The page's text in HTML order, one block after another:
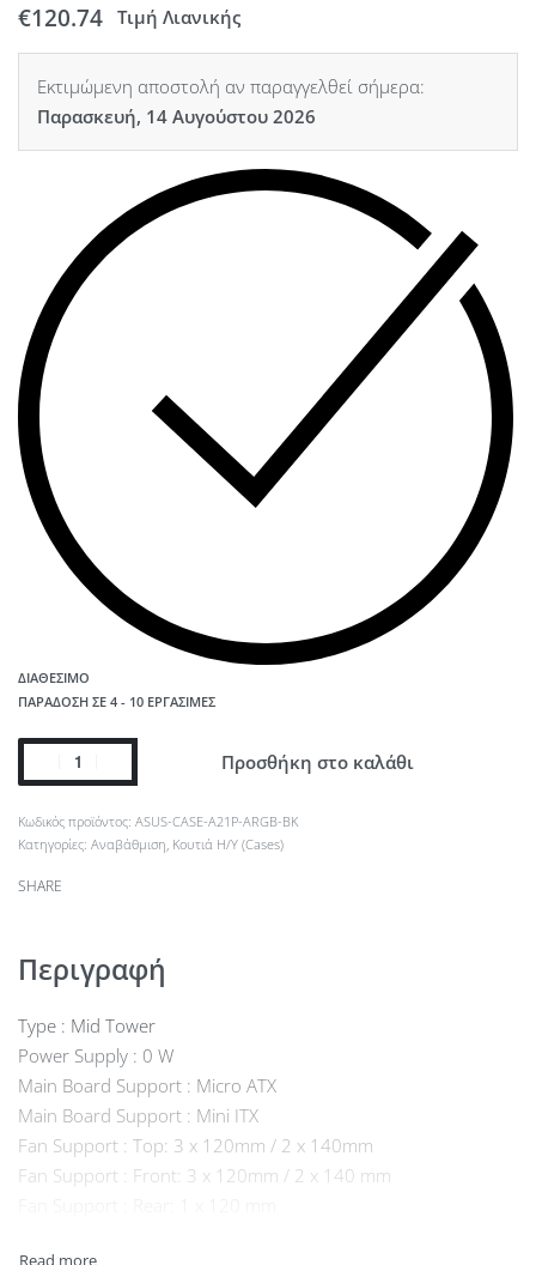
€120.74 Τιμή Λιανικής
Εκτιμώμενη αποστολή αν παραγγελθεί σήμερα:
Παρασκευή, 14 Αυγούστου 2026
ΔΙΑΘΈΣΙΜΟ
ΠΑΡΆΔΟΣΗ ΣΕ 4 - 10 ΕΡΓΆΣΙΜΕΣ
Προσθήκη στο καλάθι
ASUS-CASE-A21P-ARGB-BK
Κατηγορίες: Αναβάθμιση Κουτιά Η/Υ (Cases)
SHARE
Περιγραφή
Type : Mid Tower
Power Supply : 0 W
Main Board Support : Micro ATX
Main Board Support : Mini ITX
Fan Support : Top: 3 x 120mm / 2 x 140mm
Fan Support : Front: 3 x 120mm / 2 x 140 mm